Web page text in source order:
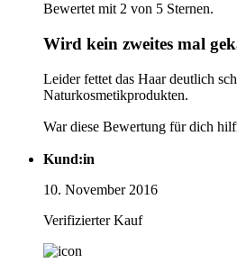
Bewertet mit 2 von 5 Sternen.
Wird kein zweites mal
Leider fettet das Haar deutlich
Naturkosmetikprodukten.
War diese Bewertung für dich
Kund:in
10. November 2016
Verifizierter Kauf